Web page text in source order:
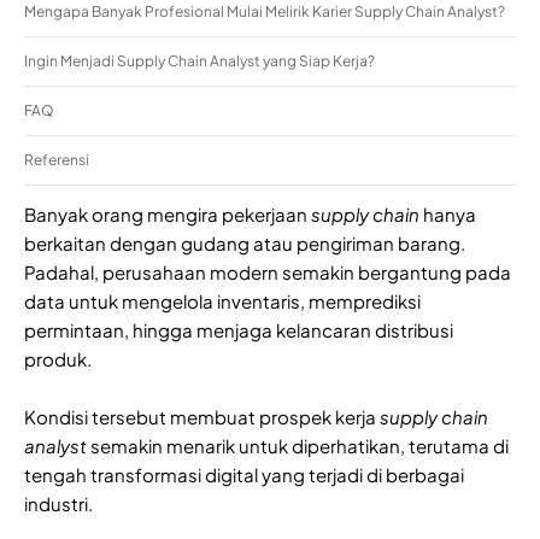
Mengapa Banyak Profesional Mulai Melirik Karier Supply Chain Analyst?
Ingin Menjadi Supply Chain Analyst yang Siap Kerja?
FAQ
Referensi
Banyak orang mengira pekerjaan supply chain hanya
berkaitan dengan gudang atau pengiriman barang.
Padahal, perusahaan modern semakin bergantung pada
data untuk mengelola inventaris, memprediksi
permintaan, hingga menjaga kelancaran distribusi
produk.
Kondisi tersebut membuat prospek kerja supply chain
analyst semakin menarik untuk diperhatikan, terutama di
tengah transformasi digital yang terjadi di berbagai
industri.